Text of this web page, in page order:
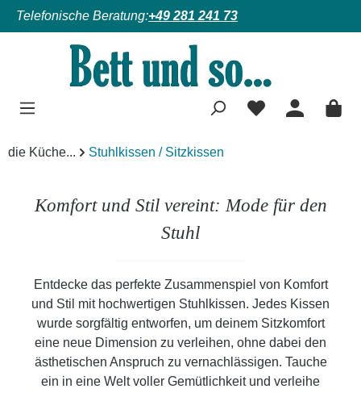
Zum Hauptinhalt springen
Telefonische Beratung:+49 281 241 73
die Küche... Stuhlkissen / Sitzkissen
Komfort und Stil vereint: Mode für den
Stuhl
Entdecke das perfekte Zusammenspiel von Komfort
und Stil mit hochwertigen Stuhlkissen. Jedes Kissen
wurde sorgfältig entworfen, um deinem Sitzkomfort
eine neue Dimension zu verleihen, ohne dabei den
ästhetischen Anspruch zu vernachlässigen. Tauche
ein in eine Welt voller Gemütlichkeit und verleihe